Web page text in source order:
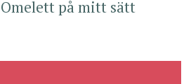
Omelett på mitt sätt